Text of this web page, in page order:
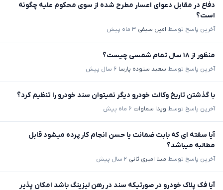
دفاع در مقابل دعوای اعسار مطرح شده از سوی محکوم علیه چگونه
است؟
آخرین پاسخ توسط امین سیفی ۳ ماه پیش
منظور از ۱۸ سال تمام شمسی چیست؟
آخرین پاسخ توسط سعید ستوده پارسا ۶ سال پیش
با گذشتن تاریخ وکالت خودرو دیگر نمیتوان سند خودرو را تنظیم کرد؟
آخرین پاسخ توسط ویدا سماوات ۶ ماه پیش
آیا سفته ای که بابت ضمانت یا حسن انجام کار پرده میشود قابل
مطالبه میباشد؟
آخرین پاسخ توسط مینا امیری ثانی ۲ سال پیش
آیا فک پلاک خودرو در صورتیکه سند در رهن لیزینگ باشد امکان پذیر